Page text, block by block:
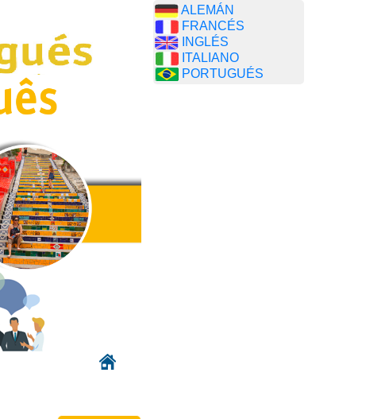
ALEMÁN
FRANCÉS
INGLÉS
ITALIANO
PORTUGUÉS